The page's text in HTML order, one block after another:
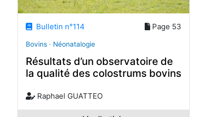
Bulletin n°114 Page 53
Bovins · Néonatalogie
Résultats d’un observatoire de
la qualité des colostrums bovins
Raphael GUATTEO